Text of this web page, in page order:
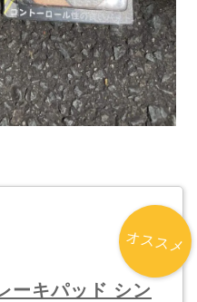
キパッド シン
オススメ